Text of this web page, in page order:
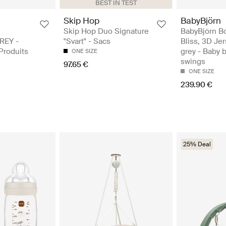
-
BEST IN TEST
Skip Hop
Skip Hop Duo Signature
"Svart" - Sacs
ONE SIZE
97.65 €
BabyBjörn
BabyBjörn
Bliss, 3D
grey - Baby
swings
ONE SIZE
239.90 €
25% Deal